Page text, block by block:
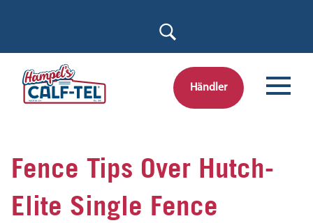
Händler
Fence Tips Over Hutch-
Elite Single Fence